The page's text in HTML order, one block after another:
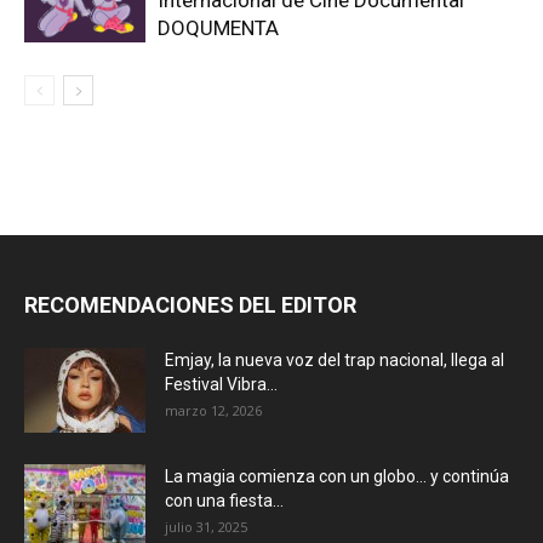
DOQUMENTA
RECOMENDACIONES DEL EDITOR
Emjay, la nueva voz del trap nacional, llega al
Festival Vibra...
marzo 12, 2026
La magia comienza con un globo… y continúa
con una fiesta...
julio 31, 2025